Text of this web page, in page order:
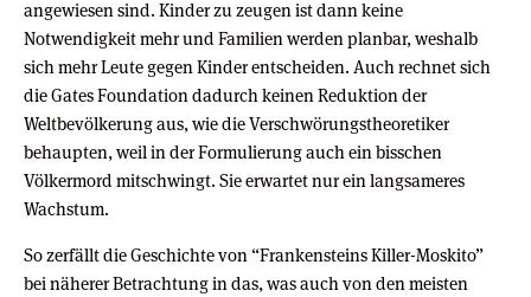
angewiesen sind. Kinder zu zeugen ist dann keine
Notwendigkeit mehr und Familien werden planbar, weshalb
sich mehr Leute gegen Kinder entscheiden. Auch rechnet sich
die Gates Foundation dadurch keinen Reduktion der
Weltbevölkerung aus, wie die Verschwörungstheoretiker
behaupten, weil in der Formulierung auch ein bisschen
Völkermord mitschwingt. Sie erwartet nur ein langsameres
Wachstum.
So zerfällt die Geschichte von “Frankensteins Killer-Moskito”
bei näherer Betrachtung in das, was auch von den meisten